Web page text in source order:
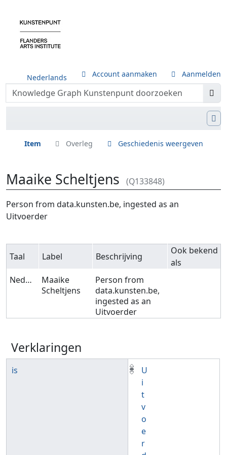
Nederlands Account aanmaken Aanmelden
Item Overleg Geschiedenis weergeven
Maaike Scheltjens (Q133848)
Ga naar:navigatie,zoeken
Person from data.kunsten.be, ingested as an
Uitvoerder
Taal Label Beschrijving
Ook bekend
als
Nederlands
Maaike
Scheltjens
Person from
data.kunsten.be,
ingested as an
Uitvoerder
Verklaringen
is
U
i
t
v
o
e
r